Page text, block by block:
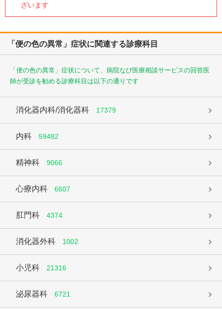
ざいます
「便の色の異常」症状に関連する診療科目
「便の色の異常」症状について、病院なび医療相談サービスの回答医
師が受診を勧める診療科目は以下の通りです
消化器内科/消化器科 17379
内科 59482
精神科 9066
心療内科 6607
肛門科 4374
消化器外科 1002
小児科 21316
泌尿器科 6721